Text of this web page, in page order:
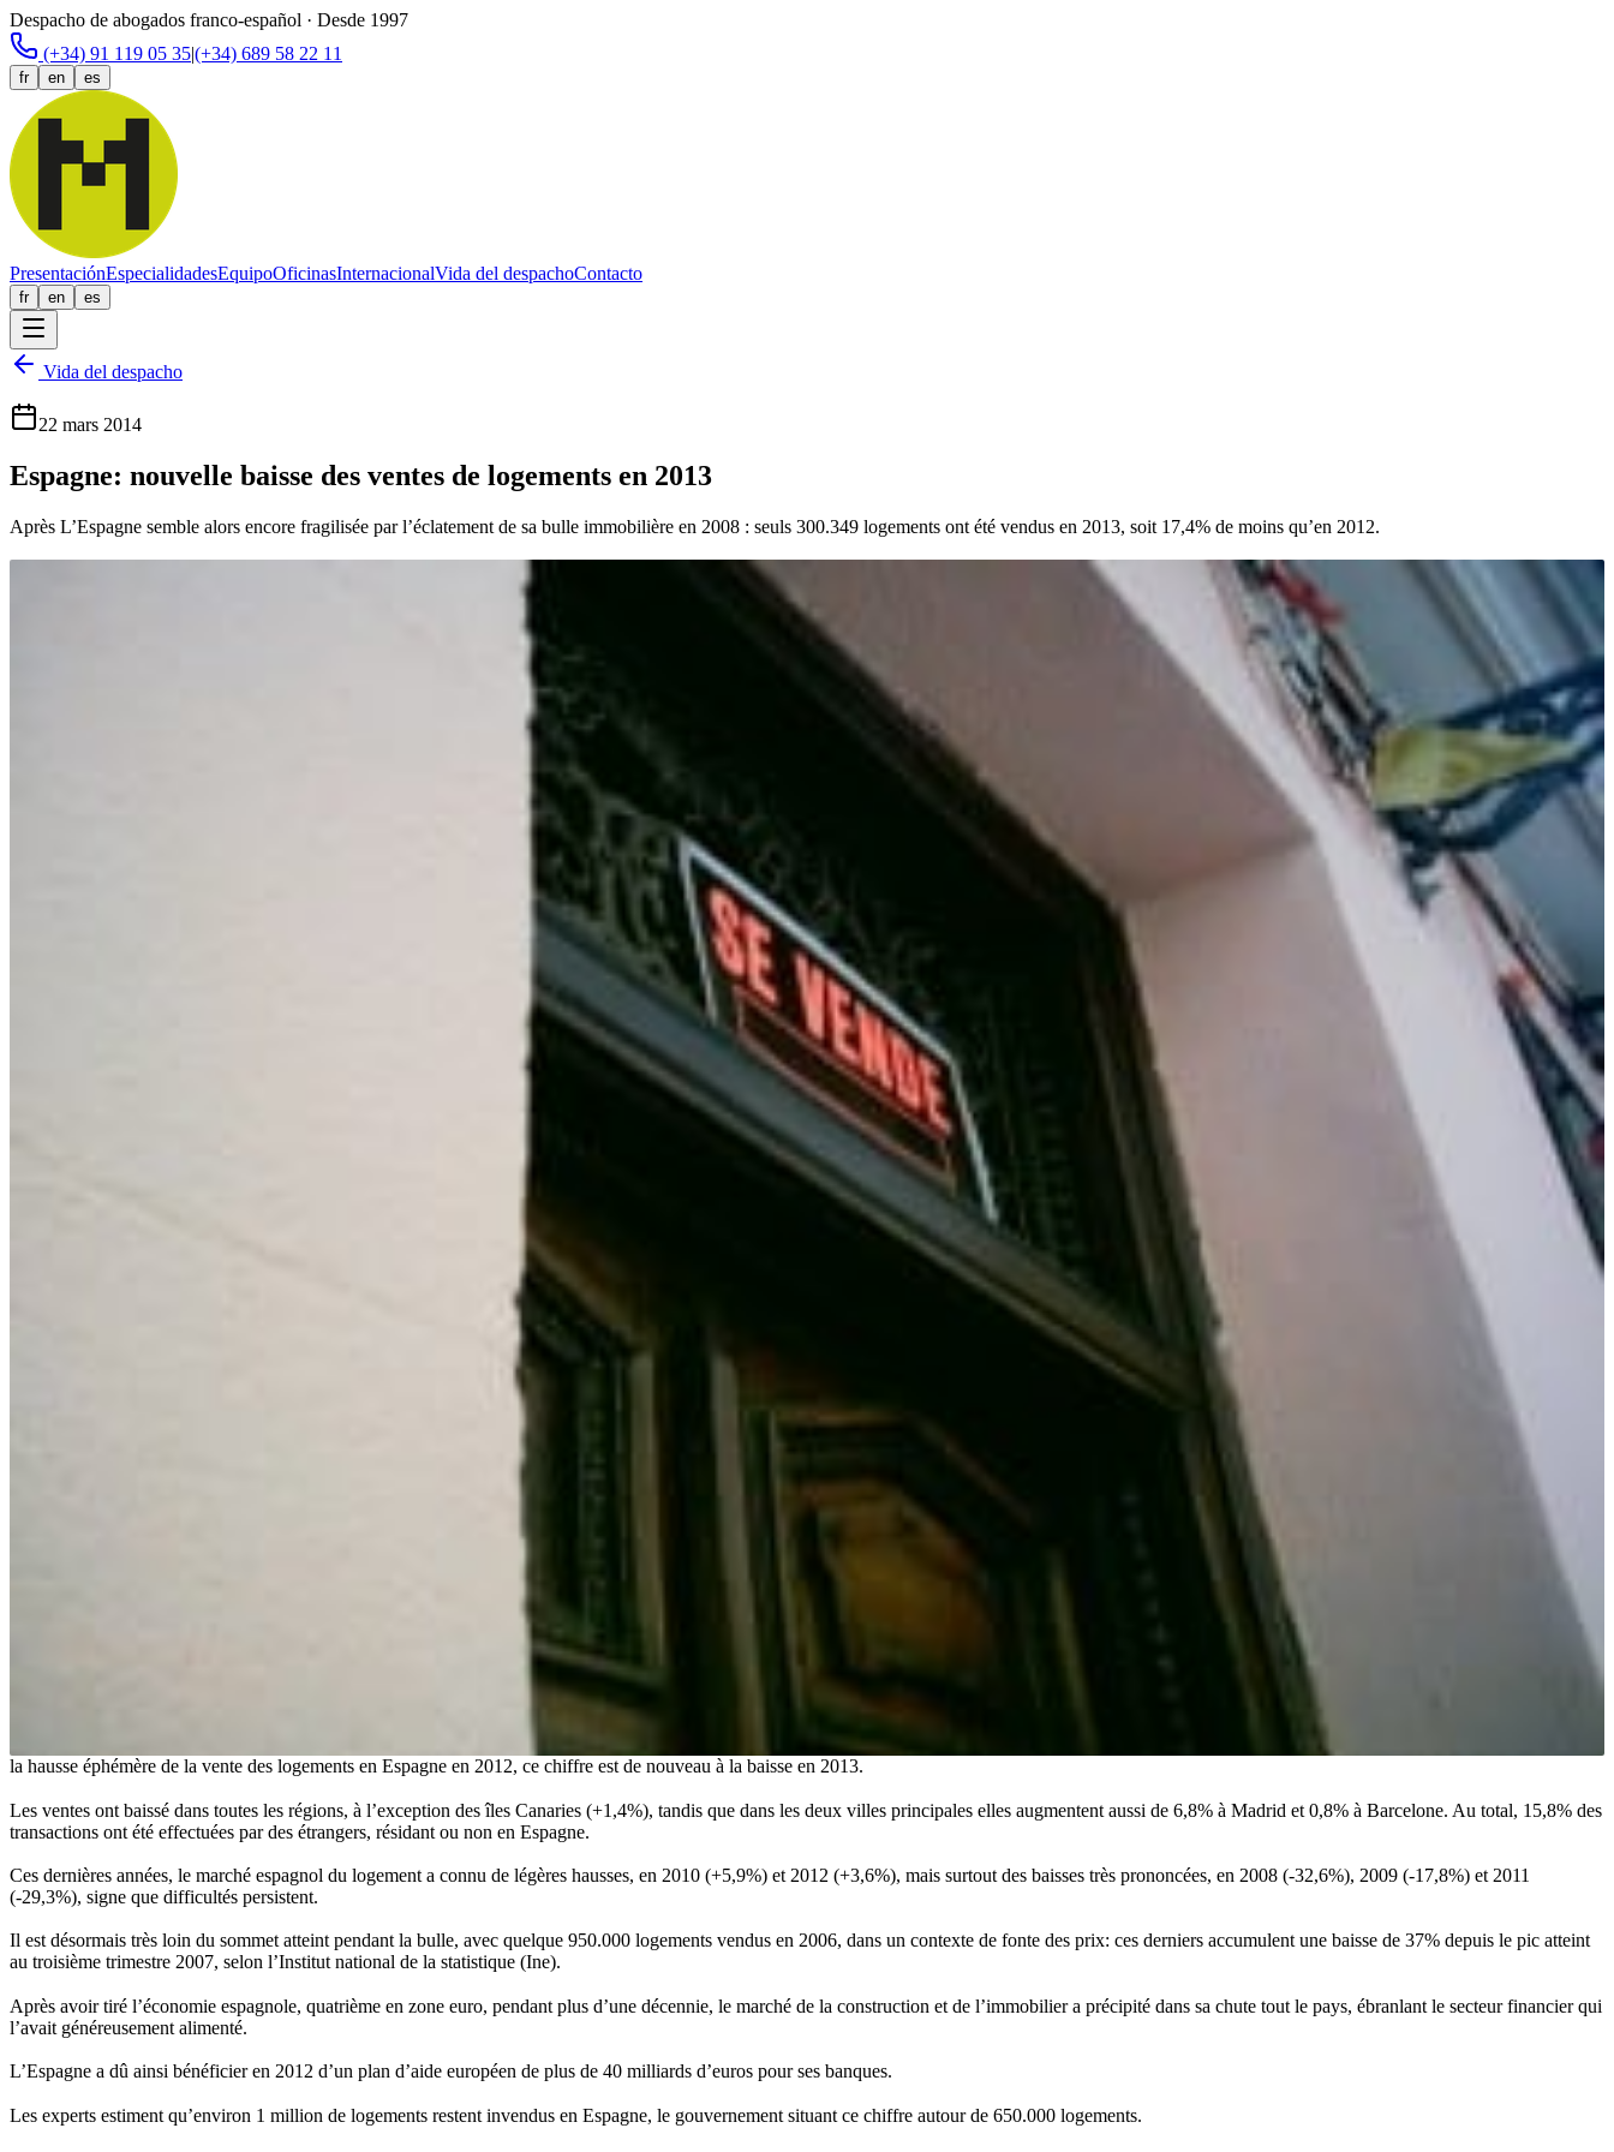
Despacho de abogados franco-español · Desde 1997
(+34) 91 119 05 35|(+34) 689 58 22 11
fr en es
PresentaciónEspecialidadesEquipoOficinasInternacionalVida del despachoContacto
fr en es
Vida del despacho
22 mars 2014
Espagne: nouvelle baisse des ventes de logements en 2013
Après L’Espagne semble alors encore fragilisée par l’éclatement de sa bulle immobilière en 2008 : seuls 300.349 logements ont été vendus en 2013, soit 17,4% de moins qu’en 2012.
la hausse éphémère de la vente des logements en Espagne en 2012, ce chiffre est de nouveau à la baisse en 2013.
Les ventes ont baissé dans toutes les régions, à l’exception des îles Canaries (+1,4%), tandis que dans les deux villes principales elles augmentent aussi de 6,8% à Madrid et 0,8% à Barcelone. Au total, 15,8% des
transactions ont été effectuées par des étrangers, résidant ou non en Espagne.
Ces dernières années, le marché espagnol du logement a connu de légères hausses, en 2010 (+5,9%) et 2012 (+3,6%), mais surtout des baisses très prononcées, en 2008 (-32,6%), 2009 (-17,8%) et 2011
(-29,3%), signe que difficultés persistent.
Il est désormais très loin du sommet atteint pendant la bulle, avec quelque 950.000 logements vendus en 2006, dans un contexte de fonte des prix: ces derniers accumulent une baisse de 37% depuis le pic atteint
au troisième trimestre 2007, selon l’Institut national de la statistique (Ine).
Après avoir tiré l’économie espagnole, quatrième en zone euro, pendant plus d’une décennie, le marché de la construction et de l’immobilier a précipité dans sa chute tout le pays, ébranlant le secteur financier qui
l’avait généreusement alimenté.
L’Espagne a dû ainsi bénéficier en 2012 d’un plan d’aide européen de plus de 40 milliards d’euros pour ses banques.
Les experts estiment qu’environ 1 million de logements restent invendus en Espagne, le gouvernement situant ce chiffre autour de 650.000 logements.